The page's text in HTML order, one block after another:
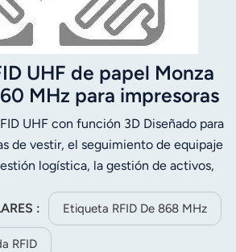
UHF de papel Monza
MHz para impresoras
UHF con función 3D Diseñado para
de vestir, el seguimiento de equipaje
logística, la gestión de activos,
:
Etiqueta RFID De 868 MHz
RFID